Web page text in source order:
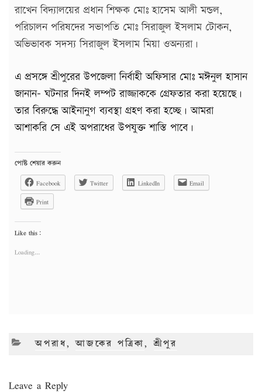
রাখেন বিদ্যালয়ের প্রধান শিক্ষক মোঃ হাসেম আলী মন্ডল,
পরিচালন পরিষদের সভাপতি মোঃ সিরাজুল ইসলাম টোকন,
অভিভাবক সদস্য সিরাজুল ইসলাম মিয়া ওঅন্যরা।
এ প্রসঙ্গে শ্রীপুরের উপজেলা নির্বাহী অফিসার মোঃ মঈনুল হাসান
জানান- ঘটনার দিনই লম্পট রাজ্জাককে গ্রেফতার করা হয়েছে।
তার বিরুদ্ধে আইনানুগ ব্যবস্থা গ্রহণ করা হচ্ছে। আমরা
আশাকরি সে এই অপরাধের উপযুক্ত শাস্তি পাবে।
পোষ্ট শেয়ার করুন
Facebook
Twitter LinkedIn
Email
Print
Like this:
Loading...
CATEGORIES
অপরাধ,আজকের পত্রিকা,শ্রীপুর
Leave a Reply